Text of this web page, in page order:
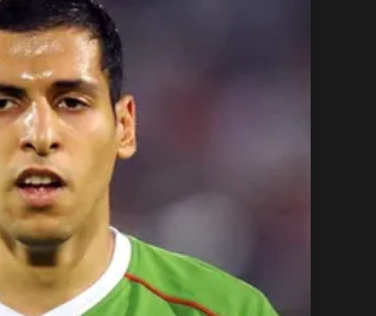
Clubs
Classement
Paris sportifs